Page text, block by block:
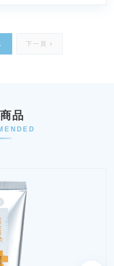
下一頁
品